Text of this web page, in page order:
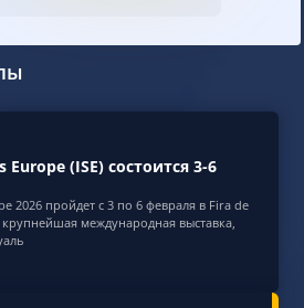
(ISE) состоится 3-6
2026 пройдет с 3 по 6 февраля в Fira de
международная выставка,